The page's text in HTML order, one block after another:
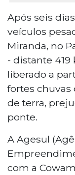
Após seis
veículos
Miranda, no
- distante 419
liberado a
fortes
de terra,
ponte.
A Agesul
com a